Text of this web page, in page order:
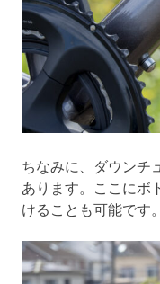
ちなみに、ダウンチ
あります。ここにボ
けることも可能です。